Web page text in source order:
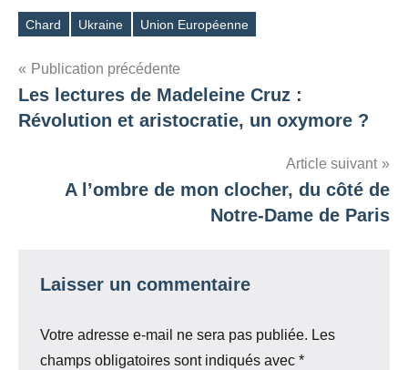
Étiquettes
Chard Ukraine Union Européenne
Navigation
de
Publication précédente
Les lectures de Madeleine Cruz :
Révolution et aristocratie, un oxymore ?
Article suivant
A l’ombre de mon clocher, du côté de
Notre-Dame de Paris
Laisser un commentaire
Votre adresse e-mail ne sera pas publiée. Les
champs obligatoires sont indiqués avec *